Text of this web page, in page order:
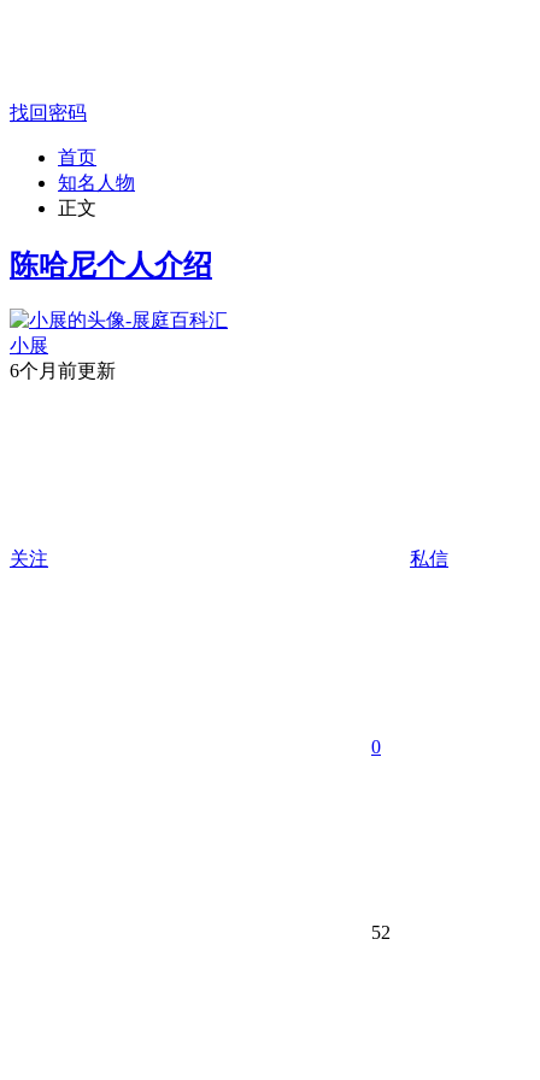
找回密码
首页
知名人物
正文
陈哈尼个人介绍
小展
6个月前更新
关注 私信
0
52